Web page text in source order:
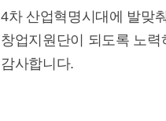
4차 산업혁명시대에 발맞
창업지원단이 되도록 노력
감사합니다.